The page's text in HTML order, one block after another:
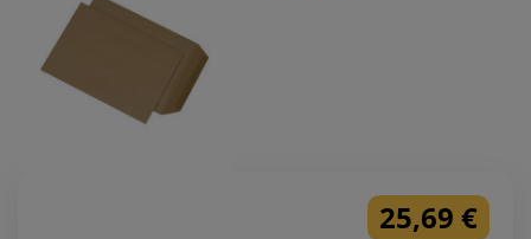
25,69 €